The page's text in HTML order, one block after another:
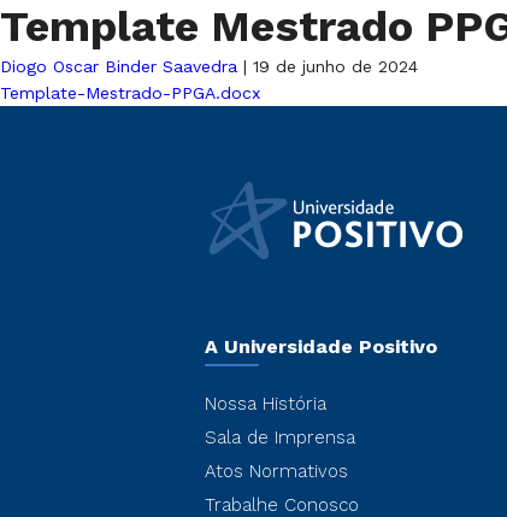
Template Mestrado
Diogo Oscar Binder Saavedra | 19 de junho de 2024
Template-Mestrado-PPGA.docx
A Universidade Positivo
Nossa História
Sala de Imprensa
Atos Normativos
Trabalhe Conosco